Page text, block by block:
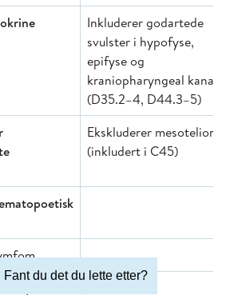
Inkluderer godartede
svulster i hypofyse,
epifyse og
kraniopharyngeal kanal
(D35.2–4, D44.3–5)
Ekskluderer mesoteliom
(inkludert i C45)
lymfom
Fant du det du lette etter?